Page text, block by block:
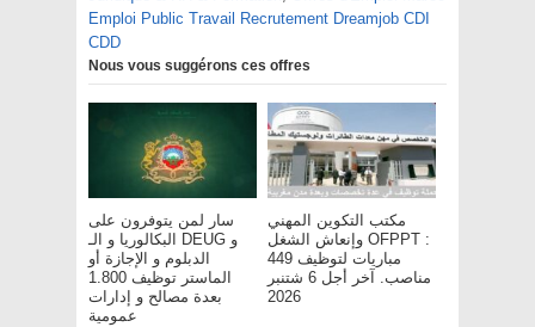
Emploi Public Travail Recrutement Dreamjob CDI
CDD
Nous vous suggérons ces offres
سار لمن يتوفرون على
البكالوريا و الـ DEUG و
الدبلوم و الإجازة أو
الماستر توظيف 1.800
بعدة مصالح و إدارات
عمومية
مكتب التكوين المهني
وإنعاش الشغل OFPPT :
مباريات لتوظيف 449
مناصب. آخر أجل 6 شتنبر
2026